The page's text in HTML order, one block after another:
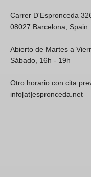
Carrer D'Espronceda
08027 Barcelona,
Abierto de Martes a
Sábado, 16h - 19h
Otro horario con cita
info[at]espronceda.net